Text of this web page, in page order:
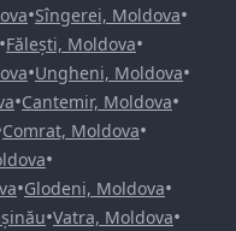
•Sîngerei, Moldova•
•Fălești, Moldova•
•Ungheni, Moldova•
•Cantemir, Moldova•
Comrat, Moldova•
•
•Glodeni, Moldova•
•Vatra, Moldova•